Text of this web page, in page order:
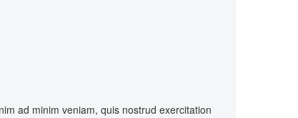
ad minim veniam, quis nostrud exercitation